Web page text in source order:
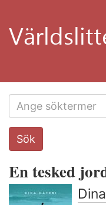
huvudinnehåll
Search
this
Sök
En tesked